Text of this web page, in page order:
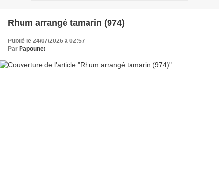
Rhum arrangé tamarin (974)
Publié le 24/07/2026 à 02:57
Par Papounet